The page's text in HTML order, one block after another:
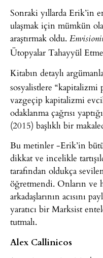
Sonraki yıllarda Erik’in
ulaşmak için mümkün
araştırmak oldu.
Ütopyalar Tahayyül
Kitabın detaylı
sosyalistlere “kapitalizmi
vazgeçip kapitalizmi
odaklanma çağrısı
(2015) başlıklı bir
Bu metinler -Erik’in
dikkat ve incelikle
tarafından oldukça
öğretmendi. Onların ve
arkadaşlarının acısını
yaratıcı bir Marksist
tutmalı.
Alex Callinicos